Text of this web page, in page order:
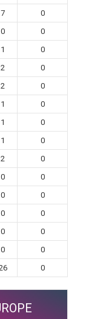
7
0
0
0
1
0
2
0
2
0
1
0
1
0
1
0
2
0
0
0
0
0
0
0
0
0
0
0
0